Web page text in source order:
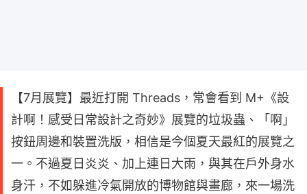
【7月展覽】最近打開 Threads，常會看到 M+《設
計啊！感受日常設計之奇妙》展覽的垃圾蟲、「啊」
按鈕周邊和裝置洗版，相信是今個夏天最紅的展覽之
一。不過夏日炎炎、加上連日大雨，與其在戶外身水
身汗，不如躲進冷氣開放的博物館與畫廊，來一場洗